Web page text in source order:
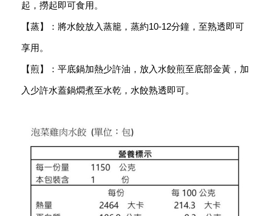
起，撈起即可食用。
【蒸】：將水餃放入蒸籠，蒸約10-12分鐘，至熟透即可
享用。
【煎】：平底鍋加熱少許油，放入水餃煎至底部金黃，加
入少許水蓋鍋燜煮至水乾，水餃熟透即可。